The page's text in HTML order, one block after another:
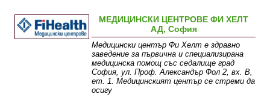
МЕДИЦИНСКИ ЦЕНТРОВЕ ФИ ХЕЛТ
АД, София
Медицински център Фи Хелт е здравно
заведение за първична и специализирана
медицинска помощ със седалище град
София, ул. Проф. Александър Фол 2, вх. В,
ет. 1. Медицинският център се стреми да
осигу